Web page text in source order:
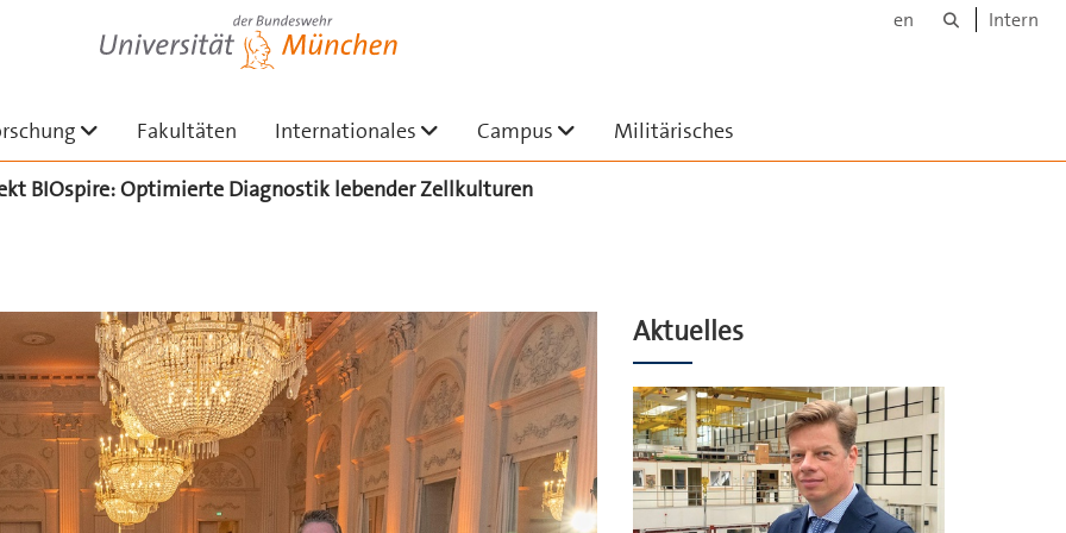
en Intern
ausklappenUntermenü ausklappen
Fakultäten Internationales Untermenü ausklappen
Campus Untermenü ausklappen
Militärisches
BIOspire: Optimierte Diagnostik lebender Zellkulturen
Aktuelles